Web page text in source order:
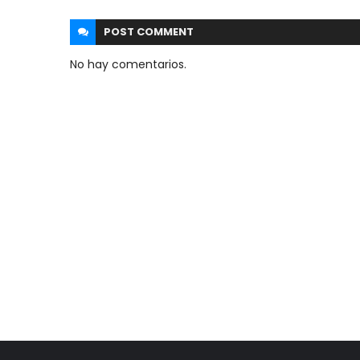
POST COMMENT
No hay comentarios.